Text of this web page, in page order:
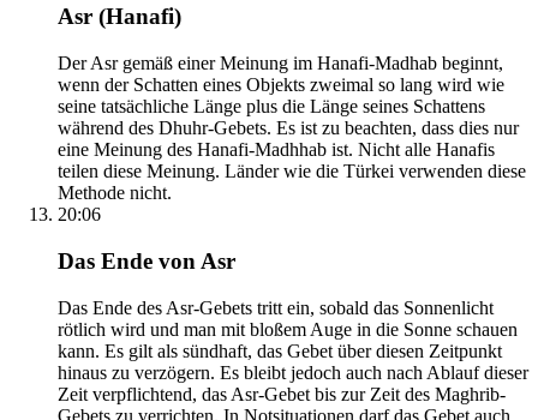
Asr (Hanafi)
Der Asr gemäß einer Meinung im Hanafi-Madhab beginnt,
wenn der Schatten eines Objekts zweimal so lang wird wie
seine tatsächliche Länge plus die Länge seines Schattens
während des Dhuhr-Gebets. Es ist zu beachten, dass dies nur
eine Meinung des Hanafi-Madhhab ist. Nicht alle Hanafis
teilen diese Meinung. Länder wie die Türkei verwenden diese
Methode nicht.
20:06
Das Ende von Asr
Das Ende des Asr-Gebets tritt ein, sobald das Sonnenlicht
rötlich wird und man mit bloßem Auge in die Sonne schauen
kann. Es gilt als sündhaft, das Gebet über diesen Zeitpunkt
hinaus zu verzögern. Es bleibt jedoch auch nach Ablauf dieser
Zeit verpflichtend, das Asr-Gebet bis zur Zeit des Maghrib-
Gebets zu verrichten. In Notsituationen darf das Gebet auch